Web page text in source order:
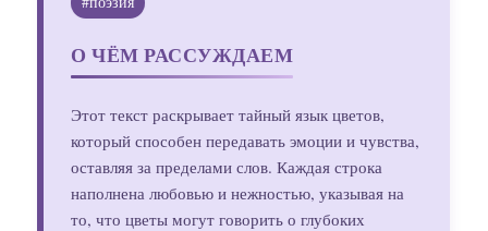
О ЧЁМ РАССУЖДАЕМ
Этот текст раскрывает тайный язык цветов,
который способен передавать эмоции и чувства,
оставляя за пределами слов. Каждая строка
наполнена любовью и нежностью, указывая на
то, что цветы могут говорить о глубоких